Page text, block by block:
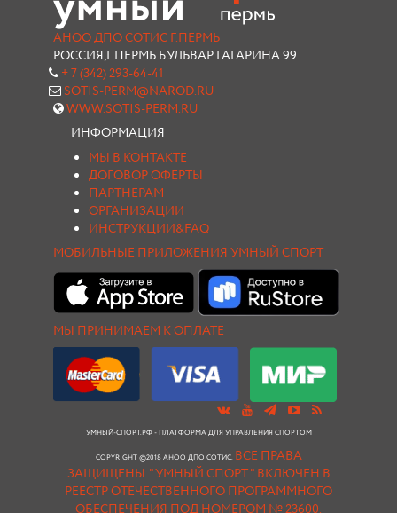
АНОО ДПО СОТИС Г.ПЕРМЬ
РОССИЯ,Г.ПЕРМЬ БУЛЬВАР ГАГАРИНА 99
+ 7 (342) 293-64-41
SOTIS-PERM@NAROD.RU
WWW.SOTIS-PERM.RU
ИНФОРМАЦИЯ
МЫ В КОНТАКТЕ
ДОГОВОР ОФЕРТЫ
ПАРТНЕРАМ
ОРГАНИЗАЦИИ
ИНСТРУКЦИИ&FAQ
МОБИЛЬНЫЕ ПРИЛОЖЕНИЯ УМНЫЙ СПОРТ
МЫ ПРИНИМАЕМ К ОПЛАТЕ
УМНЫЙ-СПОРТ.РФ - ПЛАТФОРМА ДЛЯ УПРАВЛЕНИЯ СПОРТОМ
COPYRIGHT ©2018 АНОО ДПО СОТИС. ВСЕ ПРАВА
ЗАЩИЩЕНЫ."УМНЫЙ СПОРТ " ВКЛЮЧЕН В
РЕЕСТР ОТЕЧЕСТВЕННОГО ПРОГРАММНОГО
ОБЕСПЕЧЕНИЯ ПОД НОМЕРОМ № 23600.